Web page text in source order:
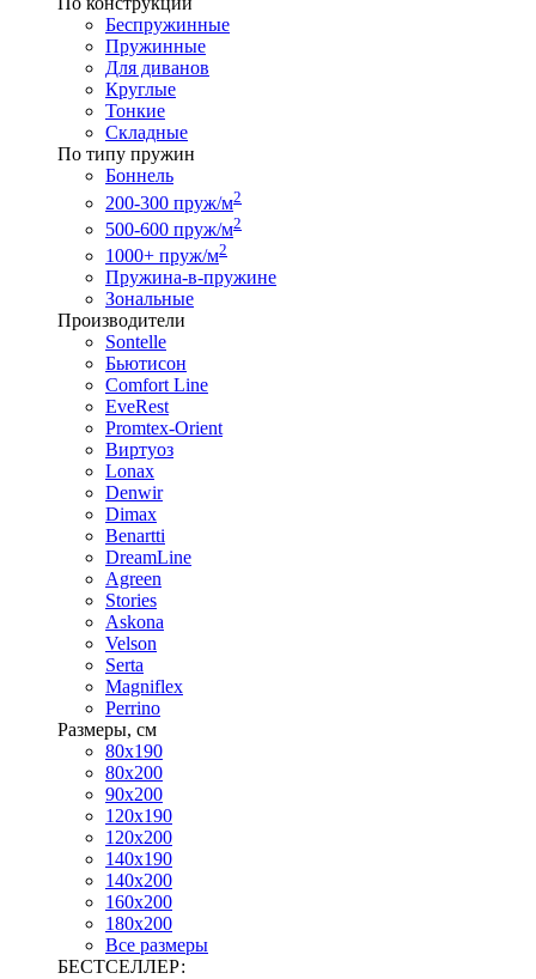
Беспружинные
Пружинные
Для диванов
Круглые
Тонкие
Складные
По типу пружин
Боннель
200-300 пруж/м2
500-600 пруж/м2
1000+ пруж/м2
Пружина-в-пружине
Зональные
Производители
Sontelle
Бьютисон
Comfort Line
EveRest
Promtex-Orient
Виртуоз
Lonax
Denwir
Dimax
Benartti
DreamLine
Agreen
Stories
Askona
Velson
Serta
Magniflex
Perrino
Размеры, см
80х190
80х200
90х200
120х190
120х200
140х190
140х200
160х200
180х200
Все размеры
БЕСТСЕЛЛЕР: